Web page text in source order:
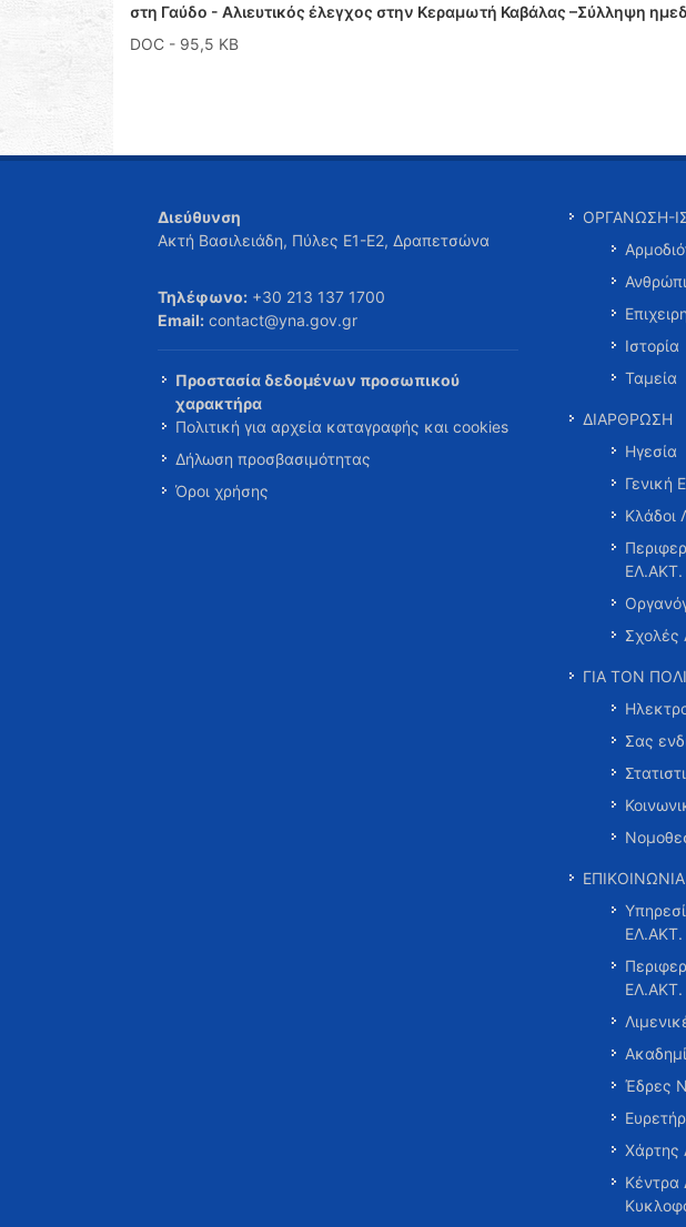
στη Γαύδο - Αλιευτικός έλεγχος στην Κεραμωτή Καβάλας –Σύλληψη
DOC - 95,5 KB
Διεύθυνση
Ακτή Βασιλειάδη, Πύλες Ε1-Ε2, Δραπετσώνα
Τηλέφωνο: +30 213 137 1700
Email: contact@yna.gov.gr
Προστασία δεδομένων προσωπικού
χαρακτήρα
Πολιτική για αρχεία καταγραφής και cookies
Δήλωση προσβασιμότητας
Όροι χρήσης
ΟΡΓΑΝΩΣΗ-
Ιστορία
Ταμεία
ΔΙΑΡΘΡΩΣΗ
Ηγεσία
Γενική
Κλάδοι
ΕΛ.ΑΚΤ.
Σχολές
ΓΙΑ ΤΟΝ
Σας
ΕΠΙΚΟΙΝΩΝΙΑ
ΕΛ.ΑΚΤ.
ΕΛ.ΑΚΤ.
Έδρες
Χάρτης
Κέντρα